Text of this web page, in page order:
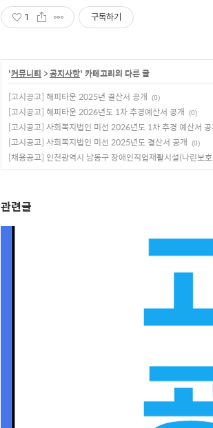
1 구독하기
'커뮤니티 >공지사항' 카테고리의 다른 글
[고시공고] 해피타운 2025년 결산서 공개
(0)
[고시공고] 해피타운 2026년도 1차 추경예산서 공개 (0)
[고시공고] 사회복지법인 미선 2026년도 1차 추경 예산서
[고시공고] 사회복지법인 미선 2025년도 결산서 공개
(0)
[채용공고] 인천광역시 남동구 장애인직업재활시설(나린보
관련글